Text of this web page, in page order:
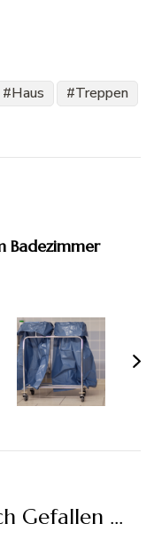
Haus Treppen
Badezimmer
Gefallen …